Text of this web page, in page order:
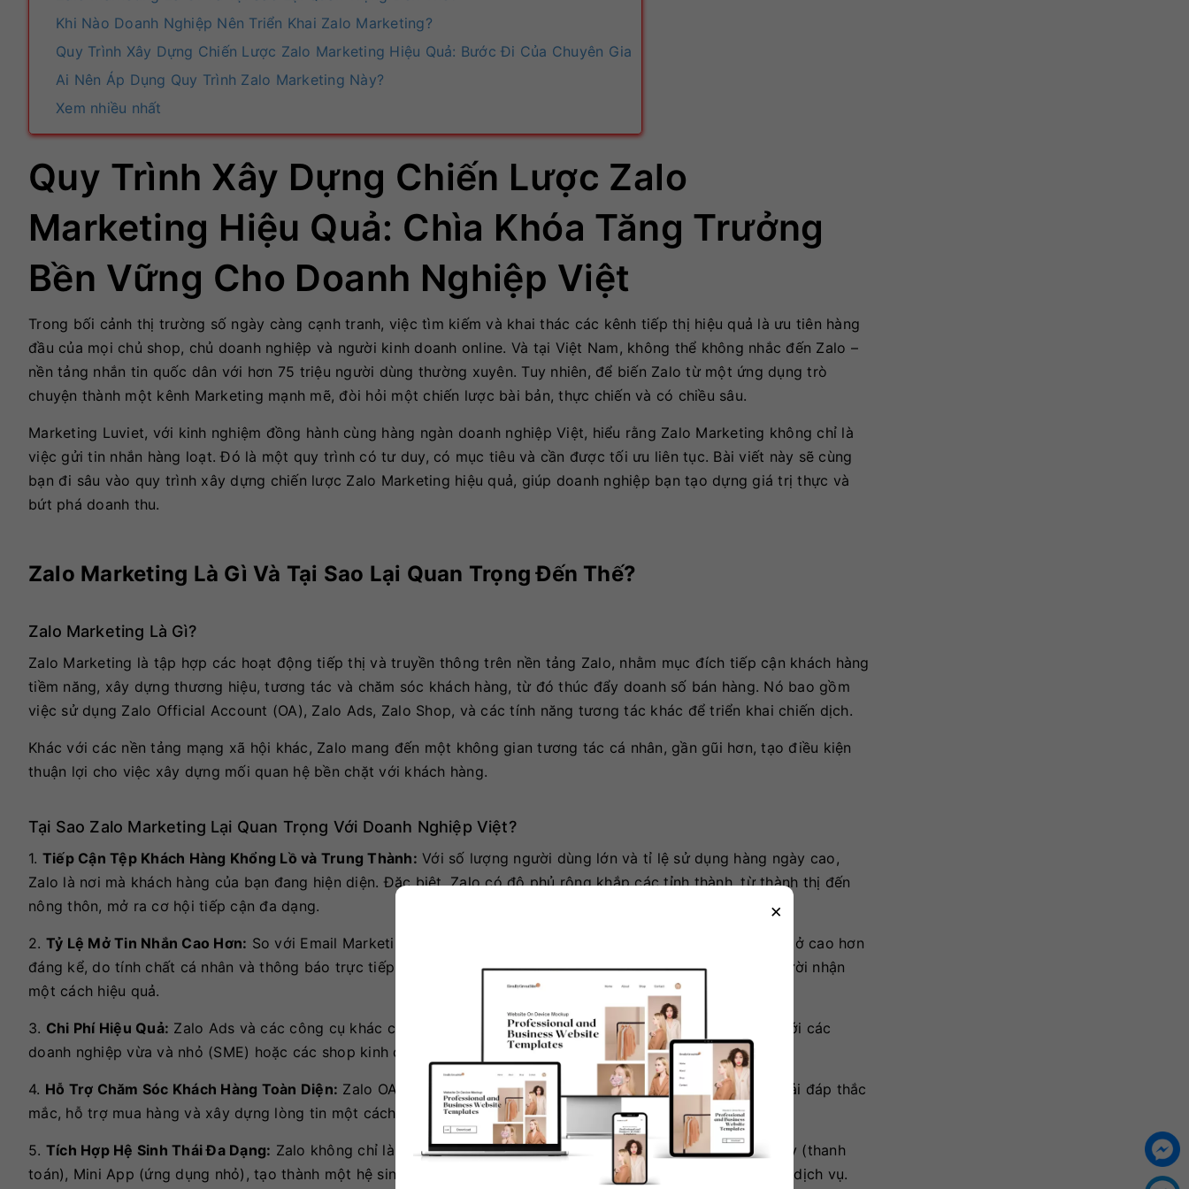
Khi Nào Doanh Nghiệp Nên Triển Khai Zalo Marketing?
Quy Trình Xây Dựng Chiến Lược Zalo Marketing Hiệu Quả: Bước Đi Của Chuyên Gia
Ai Nên Áp Dụng Quy Trình Zalo Marketing Này?
Xem nhiều nhất
Quy Trình Xây Dựng Chiến Lược Zalo
Marketing Hiệu Quả: Chìa Khóa Tăng Trưởng
Bền Vững Cho Doanh Nghiệp Việt
Trong bối cảnh thị trường số ngày càng cạnh tranh, việc tìm kiếm và khai thác các kênh tiếp thị hiệu quả là ưu tiên hàng
đầu của mọi chủ shop, chủ doanh nghiệp và người kinh doanh online. Và tại Việt Nam, không thể không nhắc đến Zalo –
nền tảng nhắn tin quốc dân với hơn 75 triệu người dùng thường xuyên. Tuy nhiên, để biến Zalo từ một ứng dụng trò
chuyện thành một kênh Marketing mạnh mẽ, đòi hỏi một chiến lược bài bản, thực chiến và có chiều sâu.
Marketing Luviet, với kinh nghiệm đồng hành cùng hàng ngàn doanh nghiệp Việt, hiểu rằng Zalo Marketing không chỉ là
việc gửi tin nhắn hàng loạt. Đó là một quy trình có tư duy, có mục tiêu và cần được tối ưu liên tục. Bài viết này sẽ cùng
bạn đi sâu vào quy trình xây dựng chiến lược Zalo Marketing hiệu quả, giúp doanh nghiệp bạn tạo dựng giá trị thực và
bứt phá doanh thu.
Zalo Marketing Là Gì Và Tại Sao Lại Quan Trọng Đến Thế?
Zalo Marketing Là Gì?
Zalo Marketing là tập hợp các hoạt động tiếp thị và truyền thông trên nền tảng Zalo, nhằm mục đích tiếp cận khách hàng
tiềm năng, xây dựng thương hiệu, tương tác và chăm sóc khách hàng, từ đó thúc đẩy doanh số bán hàng. Nó bao gồm
việc sử dụng Zalo Official Account (OA), Zalo Ads, Zalo Shop, và các tính năng tương tác khác để triển khai chiến dịch.
Khác với các nền tảng mạng xã hội khác, Zalo mang đến một không gian tương tác cá nhân, gần gũi hơn, tạo điều kiện
thuận lợi cho việc xây dựng mối quan hệ bền chặt với khách hàng.
Tại Sao Zalo Marketing Lại Quan Trọng Với Doanh Nghiệp Việt?
1. Tiếp Cận Tệp Khách Hàng Khổng Lồ và Trung Thành: Với số lượng người dùng lớn và tỉ lệ sử dụng hàng ngày cao,
Zalo là nơi mà khách hàng của bạn đang hiện diện. Đặc biệt, Zalo có độ phủ rộng khắp các tỉnh thành, từ thành thị đến
nông thôn, mở ra cơ hội tiếp cận đa dạng.
2. Tỷ Lệ Mở Tin Nhắn Cao Hơn: So với Email Marketing hay SMS truyền thống, tin nhắn Zalo thường có tỷ lệ mở cao hơn
đáng kể, do tính chất cá nhân và thông báo trực tiếp. Điều này đảm bảo thông điệp của bạn đến được với người nhận
một cách hiệu quả.
3. Chi Phí Hiệu Quả: Zalo Ads và các công cụ khác của Zalo thường có chi phí cạnh tranh, đặc biệt phù hợp với các
doanh nghiệp vừa và nhỏ (SME) hoặc các shop kinh doanh online có ngân sách hạn chế.
4. Hỗ Trợ Chăm Sóc Khách Hàng Toàn Diện: Zalo OA cho phép doanh nghiệp tương tác 1:1 với khách hàng, giải đáp thắc
mắc, hỗ trợ mua hàng và xây dựng lòng tin một cách nhanh chóng, cá nhân hóa.
5. Tích Hợp Hệ Sinh Thái Đa Dạng: Zalo không chỉ là nhắn tin, mà còn tích hợp Zalo Shop (bán hàng), Zalo Pay (thanh
toán), Mini App (ứng dụng nhỏ), tạo thành một hệ sinh thái khép kín hỗ trợ tối đa cho trải nghiệm mua sắm và dịch vụ.
×